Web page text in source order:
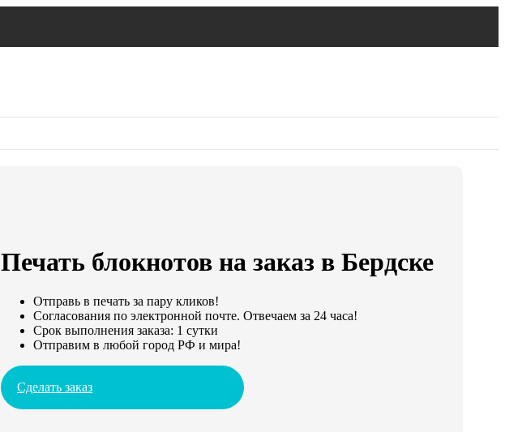
Печать блокнотов на заказ в Бердске
Отправь в печать за пару кликов!
Согласования по электронной почте. Отвечаем за 24 часа!
Срок выполнения заказа: 1 сутки
Отправим в любой город РФ и мира!
Сделать заказ